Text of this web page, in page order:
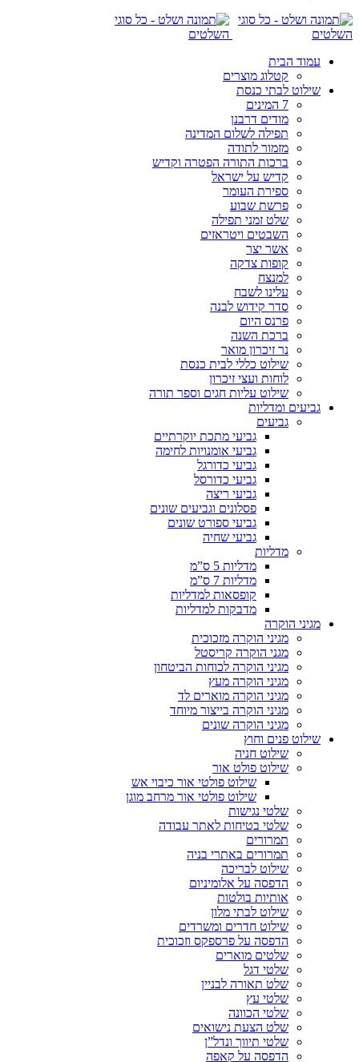
עמוד הבית
קטלוג מוצרים
שילוט לבתי כנסת
7 המינים
מודים דרבנן
תפילה לשלום המדינה
מזמור לתודה
ברכות התורה הפטרה וקדיש
קדיש על ישראל
ספירת העומר
פרשת שבוע
שלט זמני תפילה
השבטים ויטראזים
אשר יצר
קופות צדקה
למנצח
עלינו לשבח
סדר קידוש לבנה
פרנס היום
ברכת השנה
נר זיכרון מואר
שילוט כללי לבית כנסת
לוחות ועצי זיכרון
שילוט עליות חגים וספר תורה
גביעים ומדליות
גביעים
גביעי מתכת יוקרתיים
גביעי אומנויות לחימה
גביעי כדורגל
גביעי כדורסל
גביעי ריצה
פסלונים וגביעים שונים
גביעי ספורט שונים
גביעי שחיה
מדליות
מדליות 5 ס”מ
מדליות 7 ס”מ
קופסאות למדליות
מדבקות למדליות
מגיני הוקרה
מגיני הוקרה מזכוכית
מגני הוקרה קריסטל
מגיני הוקרה לכוחות הביטחון
מגיני הוקרה מעץ
מגיני הוקרה מוארים לד
מגיני הוקרה בייצור מיוחד
מגיני הוקרה שונים
שילוט פנים וחוץ
שילוט חניה
שילוט פולט אור
שילוט פולטי אור כיבוי אש
שילוט פולטי אור מרחב מוגן
שלטי נגישות
שלטי בטיחות לאתר עבודה
תמרורים
תמרורים באתרי בניה
שילוט לבריכה
הדפסה על אלומיניום
אותיות בולטות
שילוט לבתי מלון
שילוט חדרים ומשרדים
הדפסה על פרספקס וזכוכית
שלטים מוארים
שלטי דגל
שלט תאורה לבניין
שלטי עץ
שלטי הכוונה
שלט הצעת נישואים
שלטי תיווך ונדל”ן
הדפסה על קאפה